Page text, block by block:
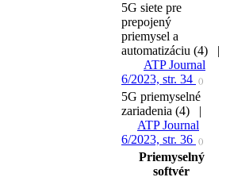
5G siete pre
prepojený
priemysel a
automatizáciu (4) |
ATP Journal
6/2023, str. 34
()
5G priemyselné
zariadenia (4) |
ATP Journal
6/2023, str. 36
()
Priemyselný
softvér